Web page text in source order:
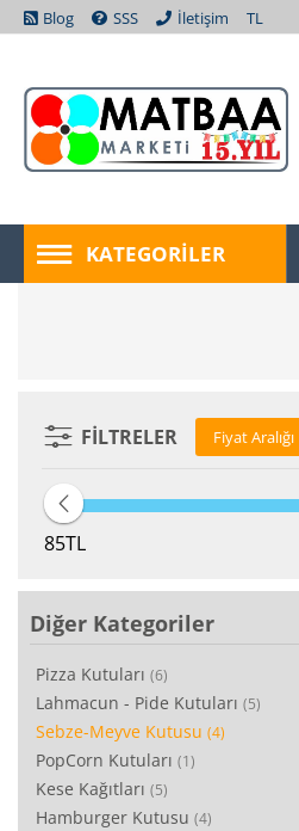
Blog SSS İletişim TL
KATEGORILER
FILTRELER Fiyat Aralığı
85TL
Diğer Kategoriler
Pizza Kutuları (6)
Lahmacun - Pide Kutuları (5)
Sebze-Meyve Kutusu (4)
PopCorn Kutuları (1)
Kese Kağıtları (5)
Hamburger Kutusu (4)